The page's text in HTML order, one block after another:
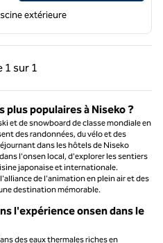
extérieure
Page 1 sur 1
1 sur 1
1 sur 1
populaires à Niseko ?
et de snowboard de classe mondiale en
des randonnées, du vélo et des
dans les hôtels de Niseko
l'onsen local, d'explorer les sentiers
japonaise et internationale.
de l'animation en plein air et des
destination mémorable.
l'expérience onsen dans le
des eaux thermales riches en